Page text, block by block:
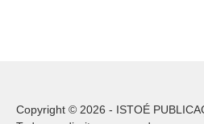
Copyright © 2026 - ISTOÉ